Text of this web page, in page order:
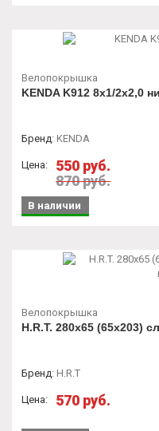
Велопокрышка
KENDA K912 8х1/2х2,0
Бренд: KENDA
Цена:
550 руб.
870 руб.
В наличии
Велопокрышка
H.R.T. 280х65 (65х203)
Бренд: H.R.T
Цена: 570 руб.